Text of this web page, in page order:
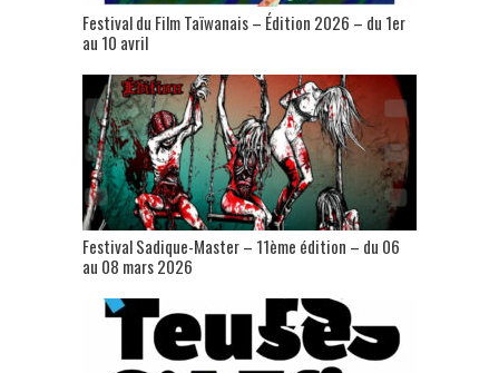
Festival du Film Taïwanais – Édition 2026 – du 1er
au 10 avril
Festival Sadique-Master – 11ème édition – du 06
au 08 mars 2026